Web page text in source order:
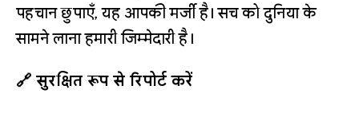
पहचान छुपाएँ, यह आपकी मर्जी है। सच को दुनिया के
सामने लाना हमारी जिम्मेदारी है।
🔗 सुरक्षित रूप से रिपोर्ट करें